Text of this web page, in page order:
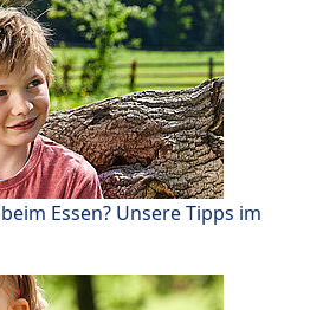
Essen? Unsere Tipps im